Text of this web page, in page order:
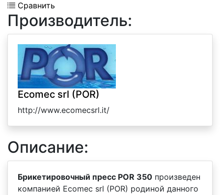
Сравнить
Производитель:
Ecomec srl (POR)
http://www.ecomecsrl.it/
Описание:
Брикетировочный пресс POR 350 произведен
компанией Ecomec srl (POR) родиной данного